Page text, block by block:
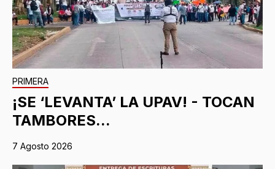
PRIMERA
¡SE ‘LEVANTA’ LA UPAV! - TOCAN
TAMBORES...
7 Agosto 2026